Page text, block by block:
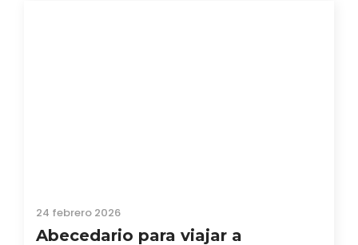
24 febrero 2026
Abecedario para viajar a